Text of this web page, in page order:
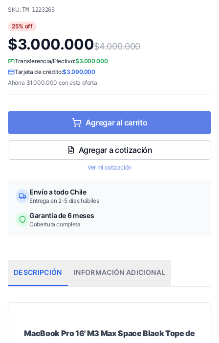
SKU:TM-1223263
25% off
$3.000.000$4.000.000
Transferencia/Efectivo:$3.000.000
Tarjeta de crédito:$3.090.000
Ahorra $1.000.000 con esta oferta
Agregar al carrito
Agregar a cotización
Ver mi cotización
Envío a todo Chile
Entrega en 2-5 días hábiles
Garantía de 6 meses
Cobertura completa
DESCRIPCIÓN INFORMACIÓN ADICIONAL
MacBook Pro 16' M3 Max Space Black Tope de